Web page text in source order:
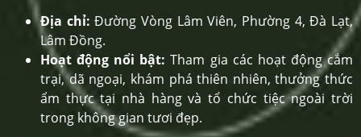
Địa chỉ: Đường Vòng Lâm Viên, Phường 4, Đà Lạt,
Lâm Đồng.
Hoạt động nổi bật: Tham gia các hoạt động cắm
trại, dã ngoại, khám phá thiên nhiên, thưởng thức
ẩm thực tại nhà hàng và tổ chức tiệc ngoài trời
trong không gian tươi đẹp.